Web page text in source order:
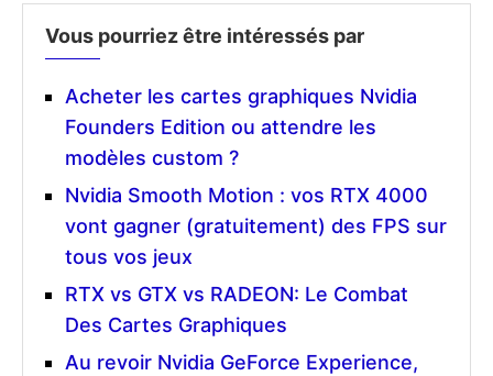
Vous pourriez être intéressés par
Acheter les cartes graphiques Nvidia
Founders Edition ou attendre les
modèles custom ?
Nvidia Smooth Motion : vos RTX 4000
vont gagner (gratuitement) des FPS sur
tous vos jeux
RTX vs GTX vs RADEON: Le Combat
Des Cartes Graphiques
Au revoir Nvidia GeForce Experience,